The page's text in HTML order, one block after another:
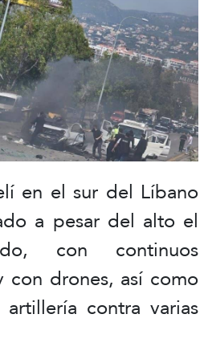
en el sur del Líbano
a pesar del alto el
con continuos
con drones, así como
contra varias